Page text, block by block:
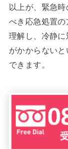
以上が、緊急
べき応急処置
理解し、冷静
がかからない
できます。